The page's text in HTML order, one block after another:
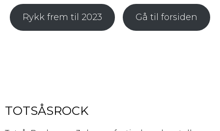
Rykk frem til 2023 Gå til forsiden
TOTSÅSROCK